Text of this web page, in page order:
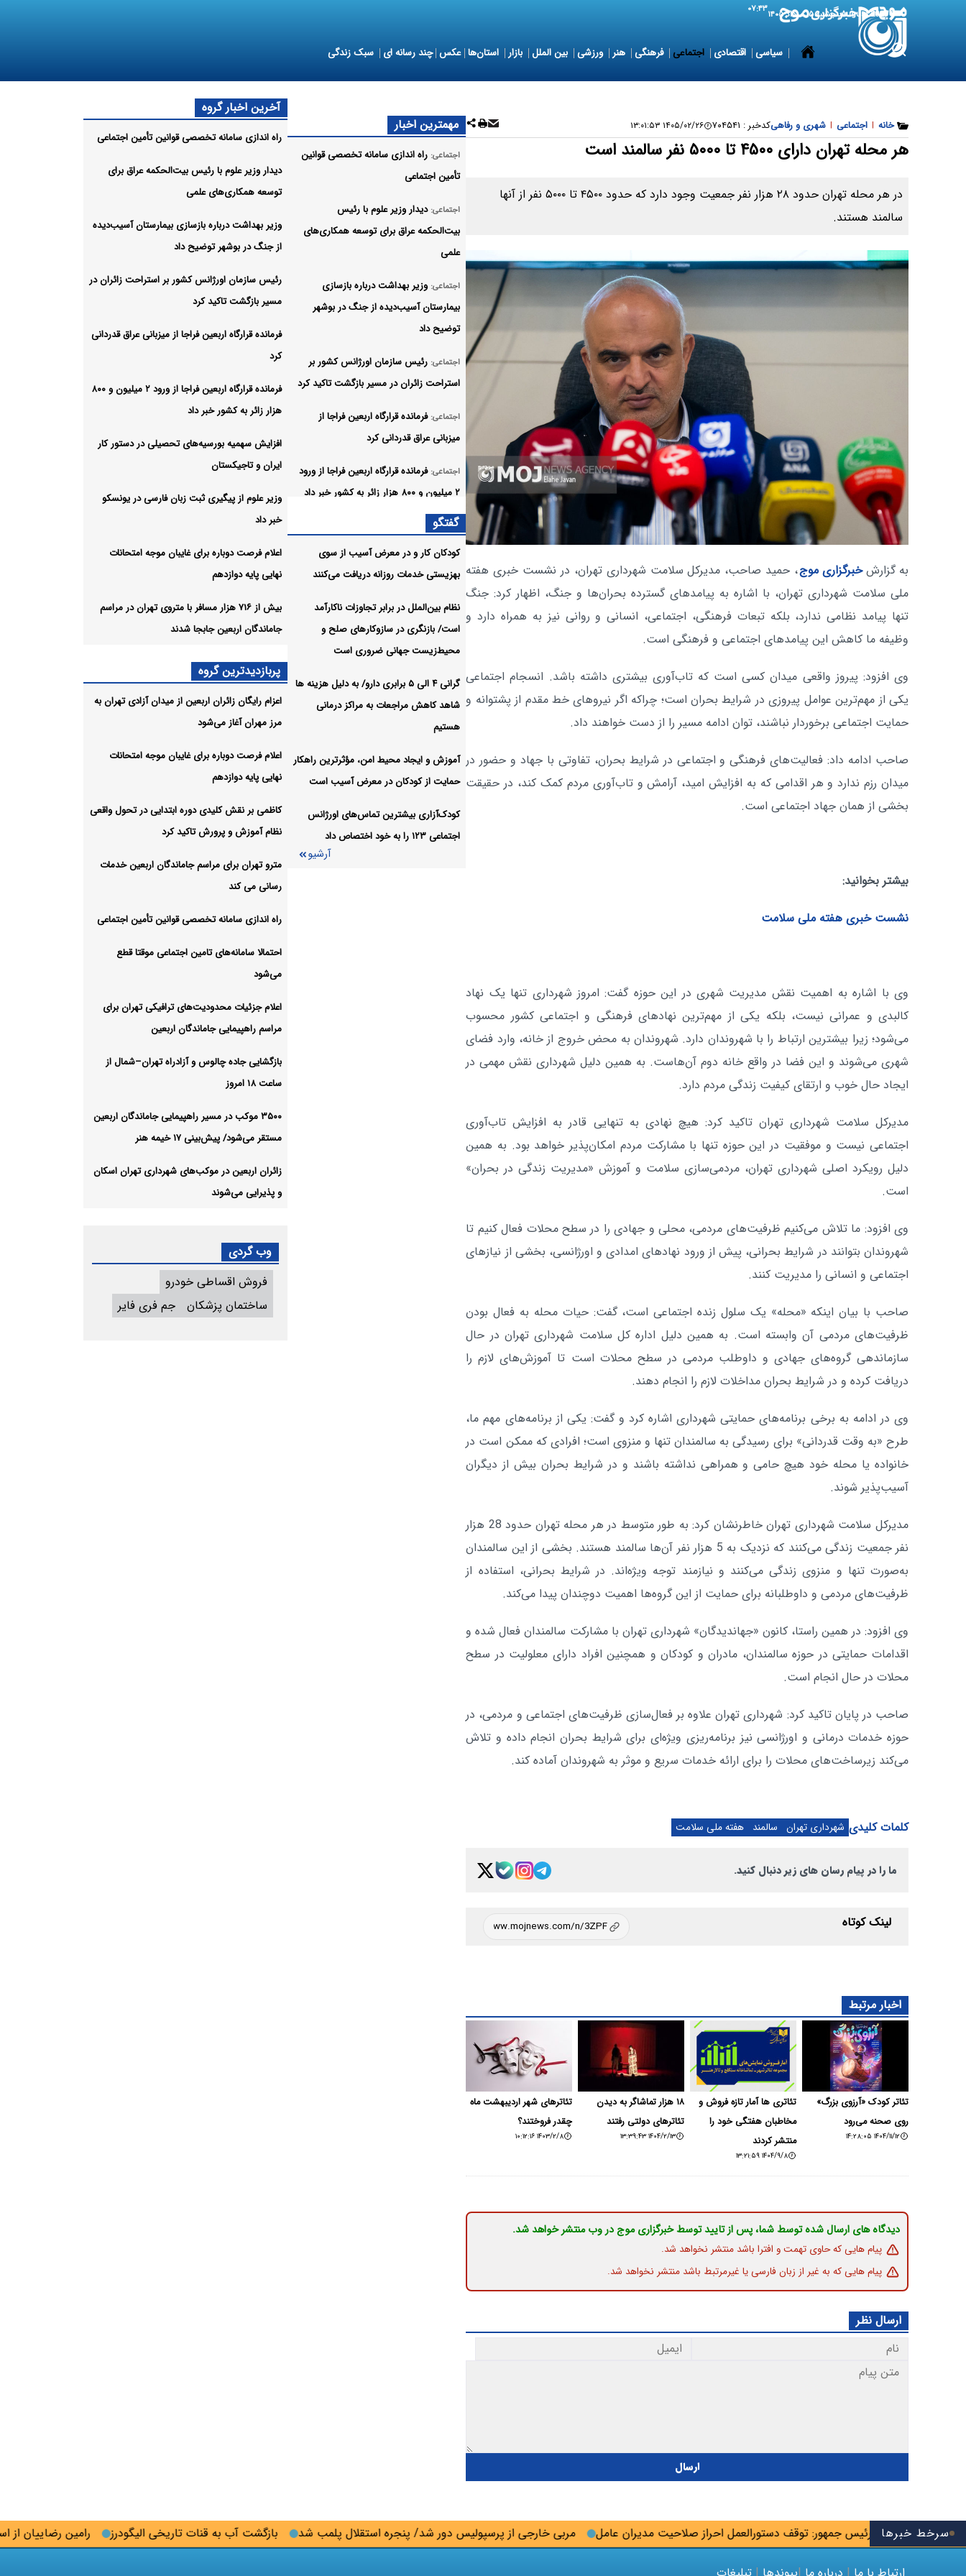
6 August 2026 پنجشنبه ۱۵ مرداد ۱۴۰۵ ۰۷:۴۳
سیاسی اقتصادی اجتماعی فرهنگی هنر ورزشی بین الملل بازار استان‌ها عکس چند رسانه ای سبک زندگی
سرخط خبرها رامین رضاییان از بازگشت آب به قنات تاریخی الیگودرز مربی خارجی از پرسپولیس دور شد/ پنجره استقلال پلمب شد صنایع از رئیس جمهور: توقف دستورالعمل احراز صلاحیت مدیران عامل
خانه | اجتماعی | شهری و رفاهیکدخبر : ۷۰۴۵۴۱ ۱۴۰۵/۰۲/۲۶ ۱۳:۰۱:۵۳
هر محله تهران دارای ۴۵۰۰ تا ۵۰۰۰ نفر سالمند است
در هر محله تهران حدود ۲۸ هزار نفر جمعیت وجود دارد که حدود ۴۵۰۰ تا ۵۰۰۰ نفر از آنها
سالمند هستند.
به گزارشخبرگزاری موج، حمید صاحب، مدیرکل سلامت شهرداری تهران، در نشست خبری هفته
ملی سلامت شهرداری تهران، با اشاره به پیامدهای گسترده بحران‌ها و جنگ، اظهار کرد: جنگ
تنها پیامد نظامی ندارد، بلکه تبعات فرهنگی، اجتماعی، انسانی و روانی نیز به همراه دارد و
وظیفه ما کاهش این پیامدهای اجتماعی و فرهنگی است.
وی افزود: پیروز واقعی میدان کسی است که تاب‌آوری بیشتری داشته باشد. انسجام اجتماعی
یکی از مهم‌ترین عوامل پیروزی در شرایط بحران است؛ چراکه اگر نیروهای خط مقدم از پشتوانه و
حمایت اجتماعی برخوردار نباشند، توان ادامه مسیر را از دست خواهند داد.
صاحب ادامه داد: فعالیت‌های فرهنگی و اجتماعی در شرایط بحران، تفاوتی با جهاد و حضور در
میدان رزم ندارد و هر اقدامی که به افزایش امید، آرامش و تاب‌آوری مردم کمک کند، در حقیقت
بخشی از همان جهاد اجتماعی است.
بیشتر بخوانید:
نشست خبری هفته ملی سلامت
وی با اشاره به اهمیت نقش مدیریت شهری در این حوزه گفت: امروز شهرداری تنها یک نهاد
کالبدی و عمرانی نیست، بلکه یکی از مهم‌ترین نهادهای فرهنگی و اجتماعی کشور محسوب
می‌شود؛ زیرا بیشترین ارتباط را با شهروندان دارد. شهروندان به محض خروج از خانه، وارد فضای
شهری می‌شوند و این فضا در واقع خانه دوم آن‌هاست. به همین دلیل شهرداری نقش مهمی در
ایجاد حال خوب و ارتقای کیفیت زندگی مردم دارد.
مدیرکل سلامت شهرداری تهران تاکید کرد: هیچ نهادی به تنهایی قادر به افزایش تاب‌آوری
اجتماعی نیست و موفقیت در این حوزه تنها با مشارکت مردم امکان‌پذیر خواهد بود. به همین
دلیل رویکرد اصلی شهرداری تهران، مردمی‌سازی سلامت و آموزش «مدیریت زندگی در بحران»
است.
وی افزود: ما تلاش می‌کنیم ظرفیت‌های مردمی، محلی و جهادی را در سطح محلات فعال کنیم تا
شهروندان بتوانند در شرایط بحرانی، پیش از ورود نهادهای امدادی و اورژانسی، بخشی از نیازهای
اجتماعی و انسانی را مدیریت کنند.
صاحب با بیان اینکه «محله» یک سلول زنده اجتماعی است، گفت: حیات محله به فعال بودن
ظرفیت‌های مردمی آن وابسته است. به همین دلیل اداره کل سلامت شهرداری تهران در حال
سازماندهی گروه‌های جهادی و داوطلب مردمی در سطح محلات است تا آموزش‌های لازم را
دریافت کرده و در شرایط بحران مداخلات لازم را انجام دهند.
وی در ادامه به برخی برنامه‌های حمایتی شهرداری اشاره کرد و گفت: یکی از برنامه‌های مهم ما،
طرح «به وقت قدردانی» برای رسیدگی به سالمندان تنها و منزوی است؛ افرادی که ممکن است در
خانواده یا محله خود هیچ حامی و همراهی نداشته باشند و در شرایط بحران بیش از دیگران
آسیب‌پذیر شوند.
مدیرکل سلامت شهرداری تهران خاطرنشان کرد: به طور متوسط در هر محله تهران حدود 28 هزار
نفر جمعیت زندگی می‌کنند که نزدیک به 5 هزار نفر آن‌ها سالمند هستند. بخشی از این سالمندان
به‌صورت تنها و منزوی زندگی می‌کنند و نیازمند توجه ویژه‌اند. در شرایط بحرانی، استفاده از
ظرفیت‌های مردمی و داوطلبانه برای حمایت از این گروه‌ها اهمیت دوچندان پیدا می‌کند.
وی افزود: در همین راستا، کانون «جهاندیدگان» شهرداری تهران با مشارکت سالمندان فعال شده و
اقدامات حمایتی در حوزه سالمندان، مادران و کودکان و همچنین افراد دارای معلولیت در سطح
محلات در حال انجام است.
صاحب در پایان تاکید کرد: شهرداری تهران علاوه بر فعال‌سازی ظرفیت‌های اجتماعی و مردمی، در
حوزه خدمات درمانی و اورژانسی نیز برنامه‌ریزی ویژه‌ای برای شرایط بحران انجام داده و تلاش
می‌کند زیرساخت‌های محلات را برای ارائه خدمات سریع و موثر به شهروندان آماده کند.
کلمات کلیدی شهرداری تهران سالمند هفته ملی سلامت
ما را در پیام رسان های زیر دنبال کنید.
لینک کوتاه
اخبار مرتبط
تئاتر کودک «آرزوی بزرگ»
روی صحنه می‌رود
۱۴۰۴/۱۱/۱۲ ۱۴:۲۸:۰۵
تئاتری ها آمار تازه فروش و
مخاطبان هفتگی خود را
منتشر کردند
۱۴۰۴/۹/۸ ۱۳:۲۱:۵۹
۱۸ هزار تماشاگر به دیدن
تئاترهای دولتی رفتند
۱۴۰۴/۲/۱۳ ۱۳:۳۹:۴۳
تئاترهای شهر اردیبهشت ماه
چقدر فروختند؟
۱۴۰۳/۲/۸ ۱۰:۱۲:۱۶
دیدگاه های ارسال شده توسط شما، پس از تایید توسط خبرگزاری موج در وب منتشر خواهد شد.
پیام هایی که حاوی تهمت و افترا باشد منتشر نخواهد شد.
پیام هایی که به غیر از زبان فارسی یا غیرمرتبط باشد منتشر نخواهد شد.
ارسال نظر
ارسال
مهمترین اخبار
اجتماعی: راه اندازی سامانه تخصصی قوانین
تأمین اجتماعی
اجتماعی: دیدار وزیر علوم با رئیس
بیت‌الحکمه عراق برای توسعه همکاری‌های
علمی
اجتماعی: وزیر بهداشت درباره بازسازی
بیمارستان آسیب‌دیده از جنگ در بوشهر
توضیح داد
اجتماعی: رئیس سازمان اورژانس کشور بر
استراحت زائران در مسیر بازگشت تاکید کرد
اجتماعی: فرمانده قرارگاه اربعین فراجا از
میزبانی عراق قدردانی کرد
اجتماعی: فرمانده قرارگاه اربعین فراجا از ورود
۲ میلیون و ۸۰۰ هزار زائر به کشور خبر داد
اجتماعی:
در دستور کار ایران و تاجیکستان
اجتماعی: وزیر علوم از پیگیری ثبت زبان
فارسی در یونسکو خبر داد
اجتماعی: اعلام فرصت دوباره برای غایبان
موجه امتحانات نهایی پایه دوازدهم
اجتماعی:
بیش از ۷۱۶ هزار مسافر با متروی
تهران در مراسم جاماندگان اربعین جابجا
شدند
گفتگو
کودکان کار و در معرض آسیب از سوی
بهزیستی خدمات روزانه دریافت می‌کنند
نظام بین‌الملل در برابر تجاوزات ناکارآمد
است/ بازنگری در سازوکارهای صلح و
محیط‌زیست جهانی ضروری است
گرانی ۴ الی ۵ برابری دارو/ به دلیل هزینه ها
شاهد کاهش مراجعات به مراکز درمانی
هستیم
آموزش و ایجاد محیط امن، مؤثرترین راهکار
حمایت از کودکان در معرض آسیب است
کودک‌آزاری بیشترین تماس‌های اورژانس
اجتماعی ۱۲۳ را به خود اختصاص داد
آرشیو
آخرین اخبار گروه
راه اندازی سامانه تخصصی قوانین تأمین اجتماعی
دیدار وزیر علوم با رئیس بیت‌الحکمه عراق برای
توسعه همکاری‌های علمی
وزیر بهداشت درباره بازسازی بیمارستان آسیب‌دیده
از جنگ در بوشهر توضیح داد
رئیس سازمان اورژانس کشور بر استراحت زائران در
مسیر بازگشت تاکید کرد
فرمانده قرارگاه اربعین فراجا از میزبانی عراق قدردانی
کرد
فرمانده قرارگاه اربعین فراجا از ورود ۲ میلیون و ۸۰۰
هزار زائر به کشور خبر داد
افزایش سهمیه بورسیه‌های تحصیلی در دستور کار
ایران و تاجیکستان
وزیر علوم از پیگیری ثبت زبان فارسی در یونسکو
خبر داد
اعلام فرصت دوباره برای غایبان موجه امتحانات
نهایی پایه دوازدهم
بیش از ۷۱۶ هزار مسافر با متروی تهران در مراسم
جاماندگان اربعین جابجا شدند
پربازدیدترین گروه
اعزام رایگان زائران اربعین از میدان آزادی تهران به
مرز مهران آغاز می‌شود
اعلام فرصت دوباره برای غایبان موجه امتحانات
نهایی پایه دوازدهم
کاظمی بر نقش کلیدی دوره ابتدایی در تحول واقعی
نظام آموزش و پرورش تاکید کرد
مترو تهران برای مراسم جاماندگان اربعین خدمات
رسانی می کند
راه اندازی سامانه تخصصی قوانین تأمین اجتماعی
احتمالا سامانه‌های تامین اجتماعی موقتا قطع
می‌شود
اعلام جزئیات محدودیت‌های ترافیکی تهران برای
مراسم راهپیمایی جاماندگان اربعین
بازگشایی جاده چالوس و آزادراه تهران–شمال از
ساعت ۱۸ امروز
۳۵۰۰ موکب در مسیر راهپیمایی جاماندگان اربعین
مستقر می‌شود/ پیش‌بینی ۱۷ خیمه هنر
زائران اربعین در موکب‌های شهرداری تهران اسکان
و پذیرایی می‌شوند
وب گردی
فروش اقساطی خودرو
ساختمان پزشکان
جم فری فایر